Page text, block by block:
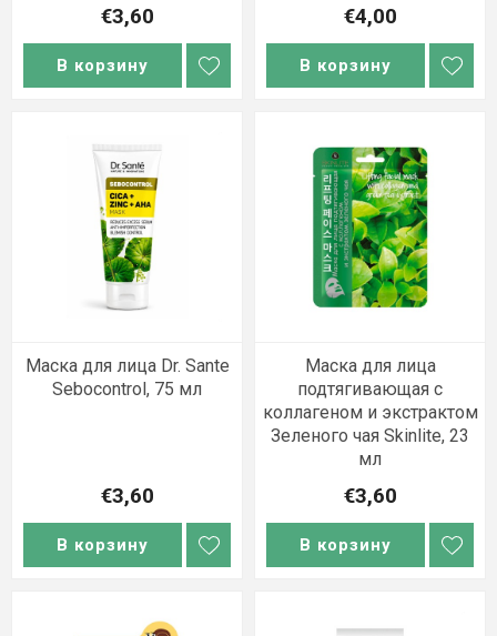
€3,60
В корзину
€4,00
В корзину
Маска для лица Dr. Sante
Sebocontrol, 75 мл
€3,60
В корзину
Маска для лица
подтягивающая с
коллагеном и экстрактом
Зеленого чая Skinlite, 23
мл
€3,60
В корзину